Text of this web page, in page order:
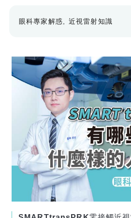
眼科專家解惑 近視雷射知識